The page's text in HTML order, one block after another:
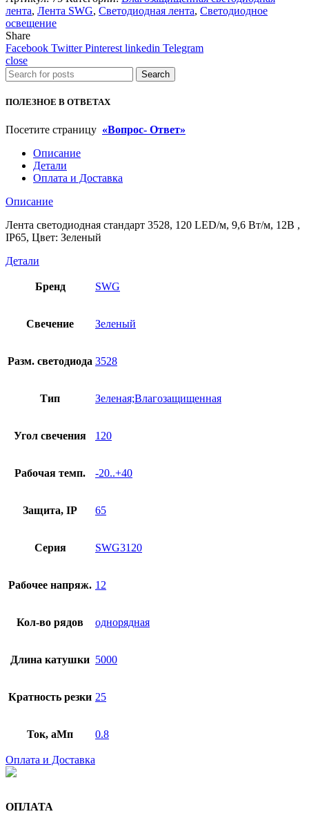
лента, Лента SWG, Светодиодная лента, Светодиодное
освещение
Share
Facebook Twitter Pinterest linkedin Telegram
close
Search
ПОЛЕЗНОЕ В ОТВЕТАХ
Посетите страницу «Вопрос- Ответ»
Описание
Детали
Оплата и Доставка
Описание
Лента светодиодная стандарт 3528, 120 LED/м, 9,6 Вт/м, 12В ,
IP65, Цвет: Зеленый
Детали
Бренд SWG
Свечение Зеленый
Разм. светодиода 3528
Тип Зеленая;Влагозащищенная
Угол свечения 120
Рабочая темп. -20..+40
Защита, IP 65
Серия SWG3120
Рабочее напряж. 12
Кол-во рядов однорядная
Длина катушки 5000
Кратность резки 25
Ток, аМп 0.8
Оплата и Доставка
ОПЛАТА